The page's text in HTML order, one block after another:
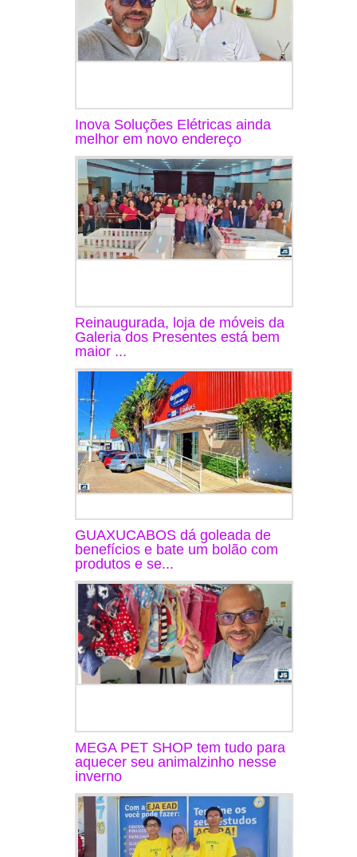
Inova Soluções Elétricas ainda
melhor em novo endereço
Reinaugurada, loja de móveis da
Galeria dos Presentes está bem
maior ...
GUAXUCABOS dá goleada de
benefícios e bate um bolão com
produtos e se...
MEGA PET SHOP tem tudo para
aquecer seu animalzinho nesse
inverno